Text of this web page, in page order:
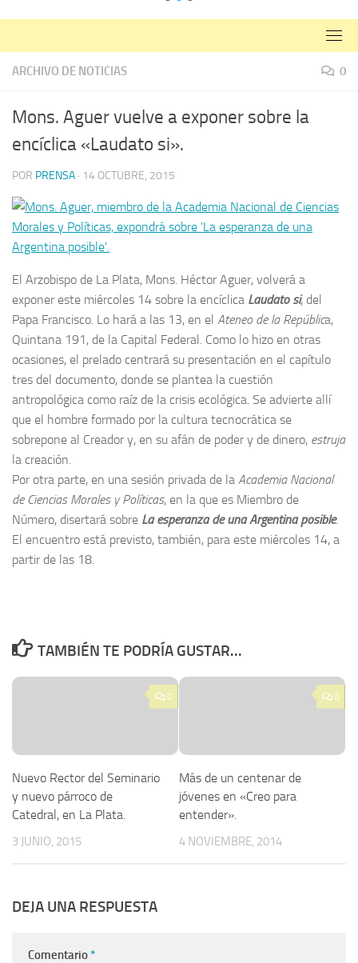
ARCHIVO DE NOTICIAS 0
Mons. Aguer vuelve a exponer sobre la
encíclica «Laudato si».
POR PRENSA · 14 OCTUBRE, 2015
El Arzobispo de La Plata, Mons. Héctor Aguer, volverá a
exponer este miércoles 14 sobre la encíclica Laudato si, del
Papa Francisco. Lo hará a las 13, en el Ateneo de la República,
Quintana 191, de la Capital Federal. Como lo hizo en otras
ocasiones, el prelado centrará su presentación en el capítulo
tres del documento, donde se plantea la cuestión
antropológica como raíz de la crisis ecológica. Se advierte allí
que el hombre formado por la cultura tecnocrática se
sobrepone al Creador y, en su afán de poder y de dinero, estruja
la creación.
Por otra parte, en una sesión privada de la Academia Nacional
de Ciencias Morales y Políticas, en la que es Miembro de
Número, disertará sobre La esperanza de una Argentina posible.
El encuentro está previsto, también, para este miércoles 14, a
partir de las 18.
TAMBIÉN TE PODRÍA GUSTAR...
0
Nuevo Rector del Seminario
y nuevo párroco de
Catedral, en La Plata.
3 JUNIO, 2015
0
Más de un centenar de
jóvenes en «Creo para
entender».
4 NOVIEMBRE, 2014
DEJA UNA RESPUESTA
Comentario *